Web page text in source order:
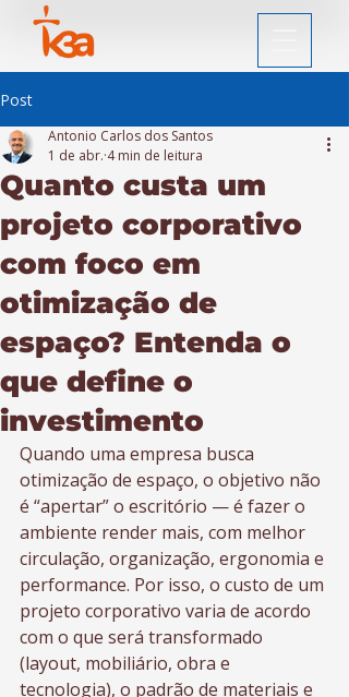
Post
Quanto custa um
projeto corporativo
com foco em
otimização de
espaço? Entenda o
que define o
investimento
Antonio Carlos dos Santos
1 de abr. 4 min de leitura
Quando uma empresa busca
otimização de espaço, o objetivo não
é “apertar” o escritório — é fazer o
ambiente render mais, com melhor
circulação, organização, ergonomia e
performance. Por isso, o custo de um
projeto corporativo varia de acordo
com o que será transformado
(layout, mobiliário, obra e
tecnologia), o padrão de materiais e